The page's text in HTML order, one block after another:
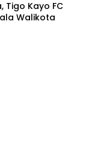
Tigo Kayo FC
Walikota